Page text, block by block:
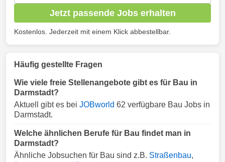
Jetzt passende Jobs erhalten
Kostenlos. Jederzeit mit einem Klick abbestellbar.
Häufig gestellte Fragen
Wie viele freie Stellenangebote gibt es für Bau in
Darmstadt?
Aktuell gibt es bei JOBworld 62 verfügbare Bau Jobs in
Darmstadt.
Welche ähnlichen Berufe für Bau findet man in
Darmstadt?
Ähnliche Jobsuchen für Bau sind z.B. Straßenbau,